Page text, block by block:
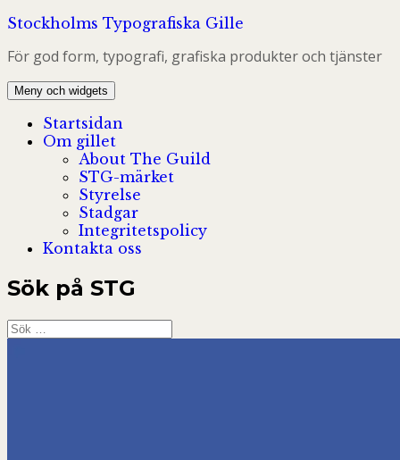
Hoppa
innehåll
Stockholms Typografiska Gille
För god form, typografi, grafiska produkter och tjänster
Meny och widgets
Startsidan
Om gillet
About The Guild
STG-märket
Styrelse
Stadgar
Integritetspolicy
Kontakta oss
Sök på STG
Sök
efter: